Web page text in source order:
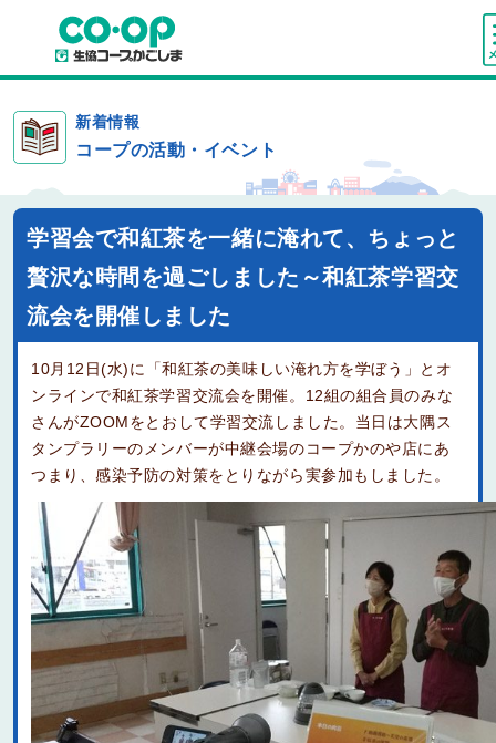
新着情報
コープの活動・イベント
学習会で和紅茶を一緒に淹れて、ちょっと
贅沢な時間を過ごしました～和紅茶学習交
流会を開催しました
10月12日(水)に「和紅茶の美味しい淹れ方を学ぼう」とオ
ンラインで和紅茶学習交流会を開催。12組の組合員のみな
さんがZOOMをとおして学習交流しました。当日は大隅ス
タンプラリーのメンバーが中継会場のコープかのや店にあ
つまり、感染予防の対策をとりながら実参加もしました。